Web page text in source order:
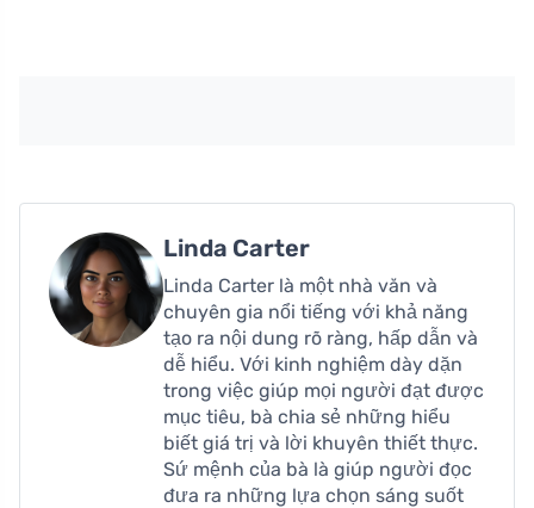
Linda Carter
Linda Carter là một nhà văn và
chuyên gia nổi tiếng với khả năng
tạo ra nội dung rõ ràng, hấp dẫn và
dễ hiểu. Với kinh nghiệm dày dặn
trong việc giúp mọi người đạt được
mục tiêu, bà chia sẻ những hiểu
biết giá trị và lời khuyên thiết thực.
Sứ mệnh của bà là giúp người đọc
đưa ra những lựa chọn sáng suốt